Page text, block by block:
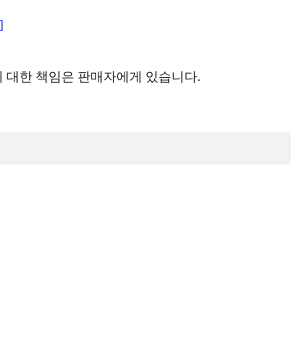
한 책임은 판매자에게 있습니다.